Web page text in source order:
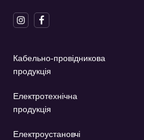
Кабельно-провідникова
продукція
Електротехнічна
продукція
Електроустановчі